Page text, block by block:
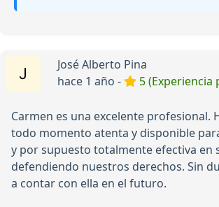
José Alberto Pina
hace 1 año -
5 (Experiencia
Carmen es una excelente profesional.
todo momento atenta y disponible
y por supuesto totalmente efectiva en
defendiendo nuestros derechos. Sin
a contar con ella en el futuro.